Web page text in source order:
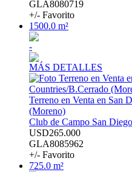
GLA8080719
+/- Favorito
1500.0 m²
-
MÁS DETALLES
Terreno en Venta en San
(Moreno)
Club de Campo San Diego
USD265.000
GLA8085962
+/- Favorito
725.0 m²